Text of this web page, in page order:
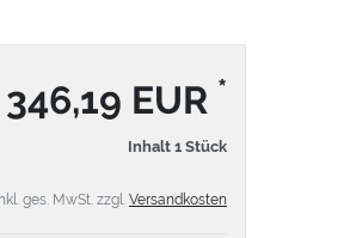
346,19 EUR *
Inhalt 1 Stück
ges. MwSt. zzgl. Versandkosten